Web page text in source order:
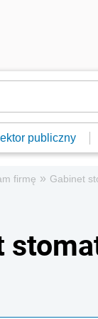
publiczny
firmę » Gabinet